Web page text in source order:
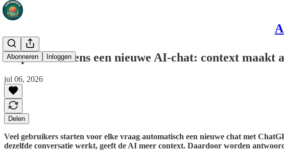
Abonneren Inloggen
Stop met telkens een nieuwe AI-chat: context maakt
jul 06, 2026
Delen
Veel gebruikers starten voor elke vraag automatisch een nieuwe chat met
dezelfde conversatie werkt, geeft de AI meer context. Daardoor worden